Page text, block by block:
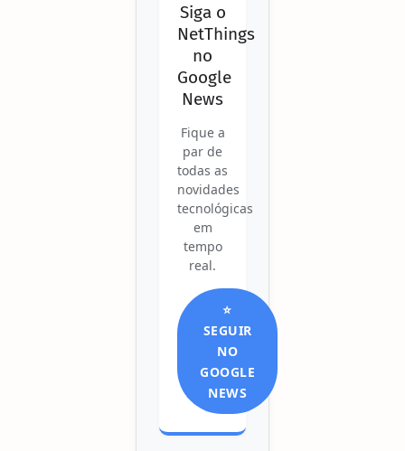
Siga o
NetThings
no
Google
News
Fique a
par de
todas as
novidades
tecnológicas
em
tempo
real.
⭐
SEGUIR
NO
GOOGLE
NEWS